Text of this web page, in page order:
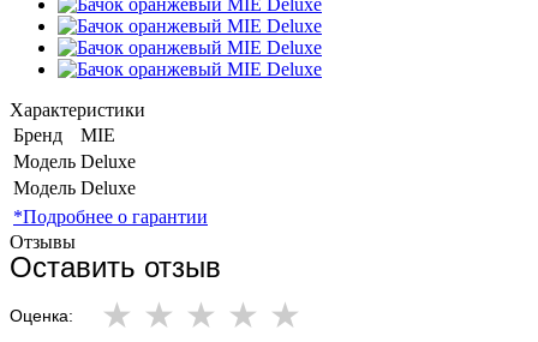
Характеристики
Бренд
MIE
Модель Deluxe
Модель Deluxe
*Подробнее о гарантии
Отзывы
Оставить отзыв
Оценка: